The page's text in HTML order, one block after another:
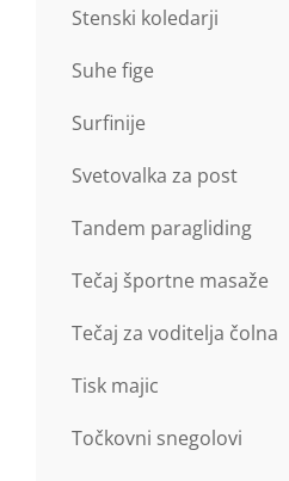
Stenski koledarji
Suhe fige
Surfinije
Svetovalka za post
Tandem paragliding
Tečaj športne masaže
Tečaj za voditelja čolna
Tisk majic
Točkovni snegolovi